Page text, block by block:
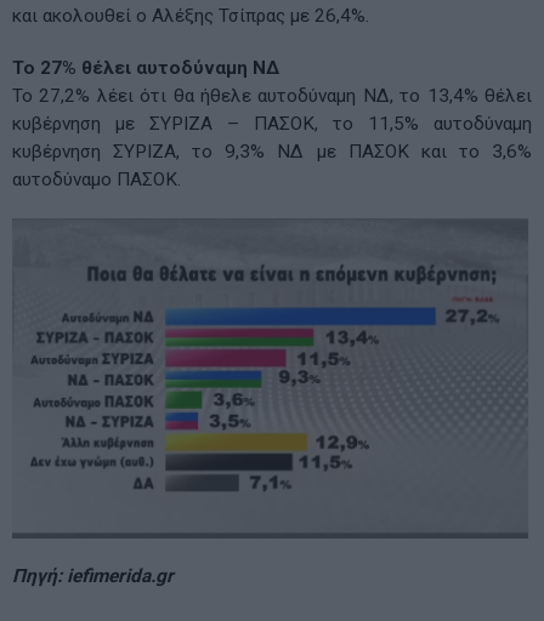
και ακολουθεί ο Αλέξης Τσίπρας με 26,4%.
Το 27% θέλει αυτοδύναμη ΝΔ
Το 27,2% λέει ότι θα ήθελε αυτοδύναμη ΝΔ, το 13,4% θέλει
κυβέρνηση με ΣΥΡΙΖΑ – ΠΑΣΟΚ, το 11,5% αυτοδύναμη
κυβέρνηση ΣΥΡΙΖΑ, το 9,3% ΝΔ με ΠΑΣΟΚ και το 3,6%
αυτοδύναμο ΠΑΣΟΚ.
Πηγή: iefimerida.gr